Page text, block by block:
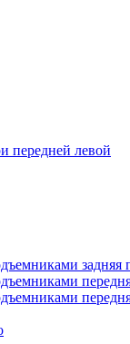
передней левой
задняя